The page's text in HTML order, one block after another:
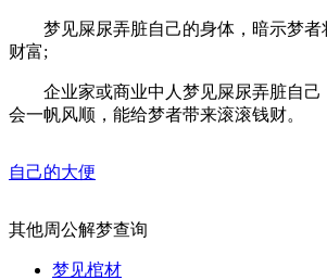
梦见屎尿弄脏自己的身体，暗示梦者
财富;
企业家或商业中人梦见屎尿弄脏自己
会一帆风顺，能给梦者带来滚滚钱财。
自己的大便
其他周公解梦查询
梦见棺材